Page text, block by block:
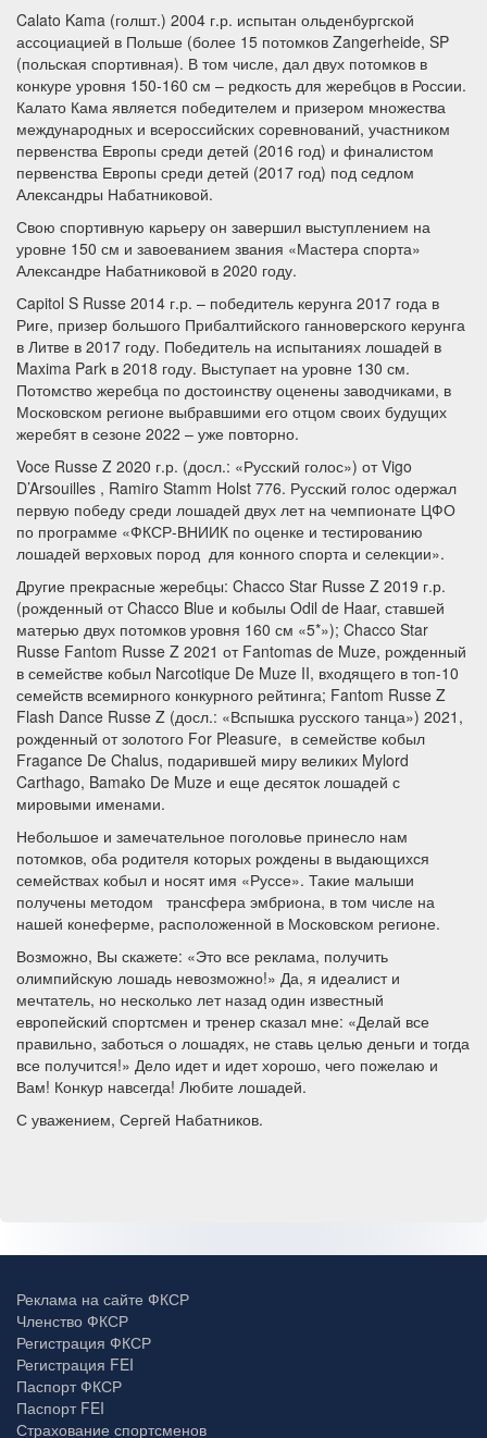
Calato Kama (голшт.) 2004 г.р. испытан ольденбургской
ассоциацией в Польше (более 15 потомков Zangerheide, SP
(польская спортивная). В том числе, дал двух потомков в
конкуре уровня 150-160 см – редкость для жеребцов в России.
Калато Кама является победителем и призером множества
международных и всероссийских соревнований, участником
первенства Европы среди детей (2016 год) и финалистом
первенства Европы среди детей (2017 год) под седлом
Александры Набатниковой.
Свою спортивную карьеру он завершил выступлением на
уровне 150 см и завоеванием звания «Мастера спорта»
Александре Набатниковой в 2020 году.
Сapitol S Russe 2014 г.р. – победитель керунга 2017 года в
Риге, призер большого Прибалтийского ганноверского керунга
в Литве в 2017 году. Победитель на испытаниях лошадей в
Maxima Park в 2018 году. Выступает на уровне 130 см.
Потомство жеребца по достоинству оценены заводчиками, в
Московском регионе выбравшими его отцом своих будущих
жеребят в сезоне 2022 – уже повторно.
Voce Russe Z 2020 г.р. (досл.: «Русский голос») от Vigo
D’Arsouilles , Ramiro Stamm Holst 776. Русский голос одержал
первую победу среди лошадей двух лет на чемпионате ЦФО
по программе «ФКСР-ВНИИК по оценке и тестированию
лошадей верховых пород для конного спорта и селекции».
Другие прекрасные жеребцы: Chacco Star Russe Z 2019 г.р.
(рожденный от Chacco Blue и кобылы Odil de Haar, ставшей
матерью двух потомков уровня 160 см «5*»); Chacco Star
Russe Fantom Russe Z 2021 от Fantomas de Muze, рожденный
в семействе кобыл Narcotique De Muze II, входящего в топ-10
семейств всемирного конкурного рейтинга; Fantom Russe Z
Flash Dance Russe Z (досл.: «Вспышка русского танца») 2021,
рожденный от золотого For Pleasure, в семействе кобыл
Fragance De Chalus, подарившей миру великих Mylord
Carthago, Bamako De Muze и еще десяток лошадей с
мировыми именами.
Небольшое и замечательное поголовье принесло нам
потомков, оба родителя которых рождены в выдающихся
семействах кобыл и носят имя «Руссе». Такие малыши
получены методом трансфера эмбриона, в том числе на
нашей конеферме, расположенной в Московском регионе.
Возможно, Вы скажете: «Это все реклама, получить
олимпийскую лошадь невозможно!» Да, я идеалист и
мечтатель, но несколько лет назад один известный
европейский спортсмен и тренер сказал мне: «Делай все
правильно, заботься о лошадях, не ставь целью деньги и тогда
все получится!» Дело идет и идет хорошо, чего пожелаю и
Вам! Конкур навсегда! Любите лошадей.
С уважением, Сергей Набатников.
Реклама на сайте ФКСР
Членство ФКСР
Регистрация ФКСР
Регистрация FEI
Паспорт ФКСР
Паспорт FEI
Страхование спортсменов